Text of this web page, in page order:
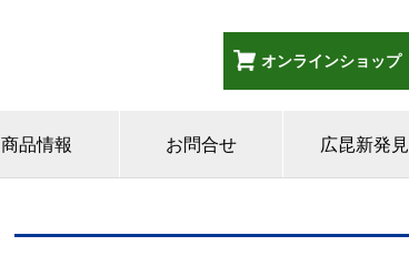
オンラインショップ
商品情報 お問合せ 広昆新発見